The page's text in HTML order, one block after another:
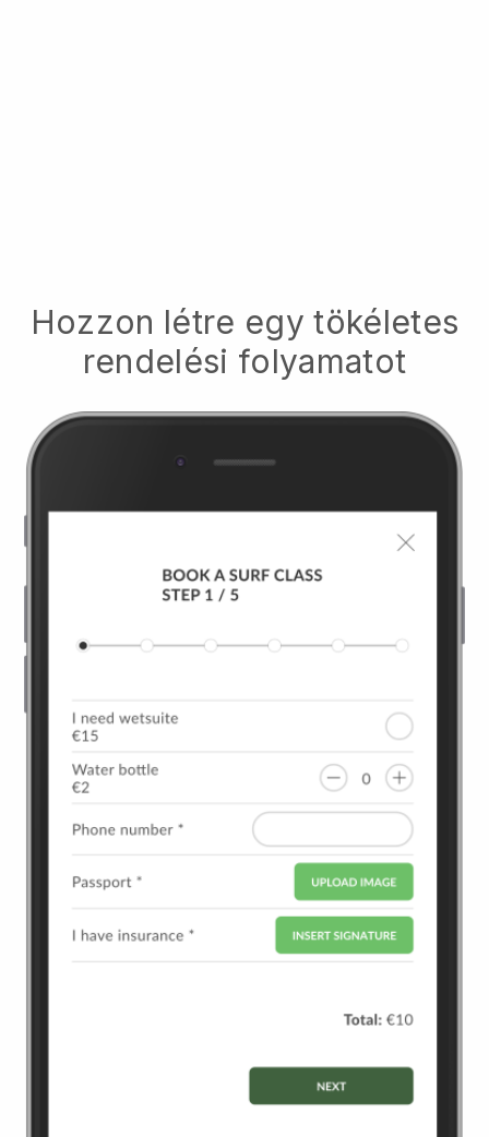
Hozzon létre egy tökéletes
rendelési folyamatot